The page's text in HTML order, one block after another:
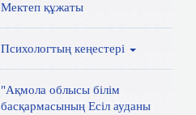
Мектеп құжаты
Психологтың кеңестері
"Ақмола облысы білім
басқармасының Есіл ауданы